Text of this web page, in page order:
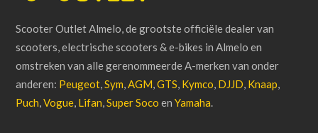
Scooter Outlet Almelo, de grootste officiële dealer van
scooters, electrische scooters & e-bikes in Almelo en
omstreken van alle gerenommeerde A-merken van onder
anderen: Peugeot,Sym,AGM,GTS, Kymco, DJJD, Knaap,
Puch,Vogue, Lifan,Super Soco enYamaha.